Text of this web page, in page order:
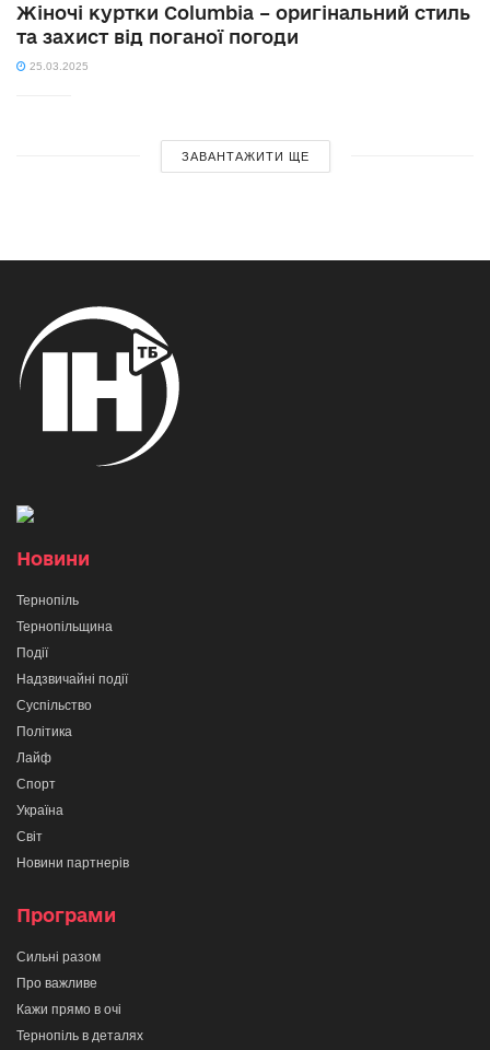
Жіночі куртки Columbia – оригінальний стиль
та захист від поганої погоди
25.03.2025
ЗАВАНТАЖИТИ ЩЕ
Новини
Тернопіль
Тернопільщина
Події
Надзвичайні події
Суспільство
Політика
Лайф
Спорт
Україна
Світ
Новини партнерів
Програми
Сильні разом
Про важливе
Кажи прямо в очі
Тернопіль в деталях